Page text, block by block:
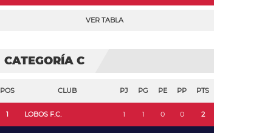
VER TABLA
CATEGORÍA C
POS CLUB PJ PG PE PP PTS
1 LOBOS F.C. 1 1 0 0 2